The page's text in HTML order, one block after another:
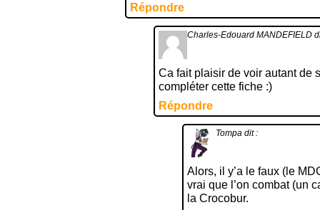
Répondre
Charles-Edouard MANDEFIELD
Ca fait plaisir de voir autant de
compléter cette fiche :)
Répondre
Tompa dit :
Alors, il y’a le faux (le
vrai que l’on combat (un
la Crocobur.